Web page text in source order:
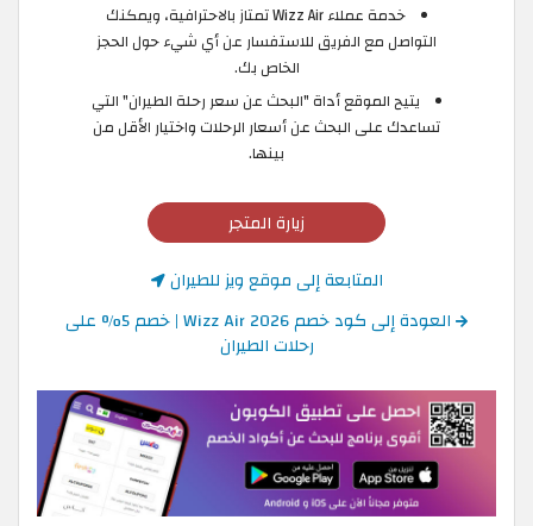
خدمة عملاء Wizz Air تمتاز بالاحترافية، ويمكنك
التواصل مع الفريق للاستفسار عن أي شيء حول الحجز
الخاص بك.
يتيح الموقع أداة "البحث عن سعر رحلة الطيران" التي
تساعدك على البحث عن أسعار الرحلات واختيار الأقل من
بينها.
زيارة المتجر
المتابعة إلى موقع ويز للطيران
العودة إلى كود خصم Wizz Air 2026 | خصم 5% على
رحلات الطيران